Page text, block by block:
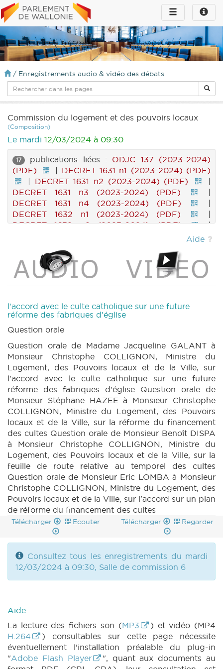
Toggle
infos
Toggle
navigation
/ Enregistrements audio & vidéo des débats
Commission du logement et des pouvoirs locaux
(Composition)
Le mardi 12/03/2024 à 09:30
17 publications liées : ODJC 137 (2023-2024)
(PDF)
| DECRET 1631 n1 (2023-2024) (PDF)
| DECRET 1631 n2 (2023-2024) (PDF)
|
DECRET 1631 n3 (2023-2024) (PDF)
|
DECRET 1631 n4 (2023-2024) (PDF)
|
DECRET 1632 n1 (2023-2024) (PDF)
|
DECRET 1632 n2 (2023-2024) (PDF)
|
|
DECRET 1632 n5 (2023-2024) (PDF)
|
DECRET 1632 n6 (2023-2024) (PDF)
|
DECRET 1633 n1 (2023-2024) (PDF)
|
DECRET 1558 n2 (2023-2024) (PDF)
116 (2023-2024) (PDF)
|
Aide
l'accord avec le culte catholique sur une future
réforme des fabriques d'église
Question orale
Question orale de Madame Jacqueline GALANT à
Monsieur Christophe COLLIGNON, Ministre du
Logement, des Pouvoirs locaux et de la Ville, sur
l'accord avec le culte catholique sur une future
réforme des fabriques d'église Question orale de
Monsieur Stéphane HAZEE à Monsieur Christophe
COLLIGNON, Ministre du Logement, des Pouvoirs
locaux et de la Ville, sur la réforme du financement
des cultes Question orale de Monsieur Benoît DISPA
à Monsieur Christophe COLLIGNON, Ministre du
Logement, des Pouvoirs locaux et de la Ville, sur la
feuille de route relative au temporel des cultes
Question orale de Monsieur Eric LOMBA à Monsieur
Christophe COLLIGNON, Ministre du Logement, des
Pouvoirs locaux et de la Ville, sur l'accord sur un plan
de réforme du financement des cultes
Télécharger Ecouter Télécharger Regarder
Consultez tous les enregistrements du mardi
12/03/2024 à 09:30, Salle de commission 6
Aide
La lecture des fichiers son (MP3
) et vidéo (MP4
H.264
) consultables sur cette page nécessite
éventuellement l'installation préalable du plug-in
"Adobe Flash Player
", quant aux documents au